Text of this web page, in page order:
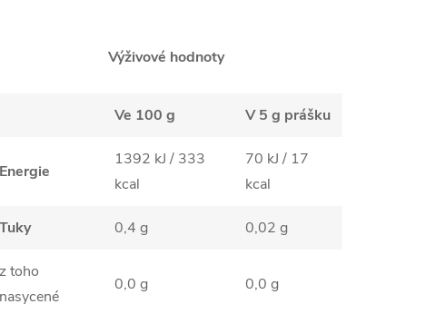
Výživové hodnoty
Ve 100 g V 5 g prášku
Energie
1392 kJ / 333
kcal
70 kJ / 17
kcal
Tuky 0,4 g 0,02 g
z toho
nasycené
0,0 g 0,0 g